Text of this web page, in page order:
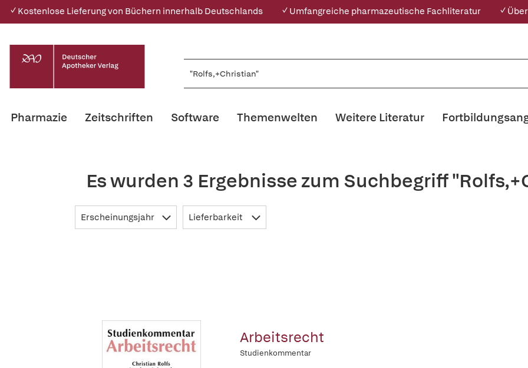
✓ Kostenlose Lieferung von Büchern innerhalb Deutschlands ✓ Umfangreiche pharmazeutische Fachliteratur ✓
Pharmazie Zeitschriften Software Themenwelten Weitere Literatur
Es wurden 3 Ergebnisse zum Suchbegriff
Erscheinungsjahr Lieferbarkeit
Arbeitsrecht
Studienkommentar